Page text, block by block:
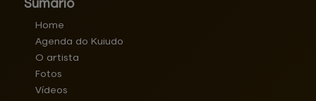
Sumário
Home
Agenda do Kuiudo
O artista
Fotos
Vídeos